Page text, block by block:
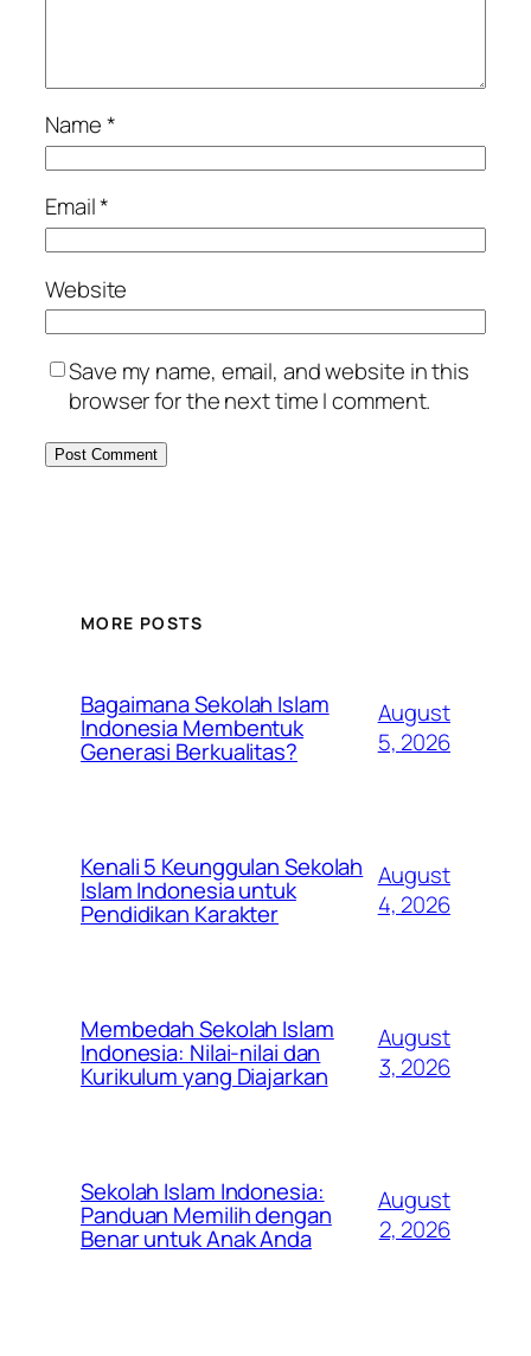
Name*
Email*
Website
Save my name, email, and website in this
browser for the next time I comment.
MORE POSTS
Bagaimana Sekolah Islam
Indonesia Membentuk
Generasi Berkualitas?
August
5, 2026
Kenali 5 Keunggulan Sekolah
Islam Indonesia untuk
Pendidikan Karakter
August
4, 2026
Membedah Sekolah Islam
Indonesia: Nilai-nilai dan
Kurikulum yang Diajarkan
August
3, 2026
Sekolah Islam Indonesia:
Panduan Memilih dengan
Benar untuk Anak Anda
August
2, 2026